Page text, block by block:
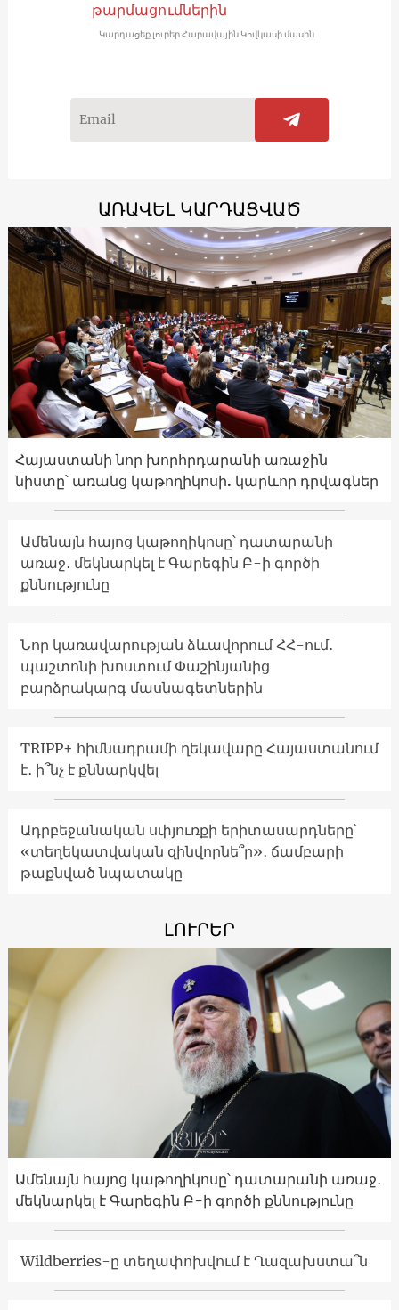
թարմացումներին
Կարդացեք լուրեր Հարավային Կովկասի մասին
ԱՌԱՎԵԼ ԿԱՐԴԱՑՎԱԾ
Հայաստանի նոր խորհրդարանի առաջին
նիստը՝ առանց կաթողիկոսի. կարևոր դրվագներ
Ամենայն հայոց կաթողիկոսը՝ դատարանի
առաջ․ մեկնարկել է Գարեգին Բ-ի գործի
քննությունը
Նոր կառավարության ձևավորում ՀՀ-ում․
պաշտոնի խոստում Փաշինյանից
բարձրակարգ մասնագետներին
TRIPP+ հիմնադրամի ղեկավարը Հայաստանում
է․ ի՞նչ է քննարկվել
Ադրբեջանական սփյուռքի երիտասարդները՝
«տեղեկատվական զինվորնե՞ր»․ ճամբարի
թաքնված նպատակը
ԼՈՒՐԵՐ
Ամենայն հայոց կաթողիկոսը՝ դատարանի առաջ․
մեկնարկել է Գարեգին Բ-ի գործի քննությունը
Wildberries-ը տեղափոխվում է Ղազախստա՞ն